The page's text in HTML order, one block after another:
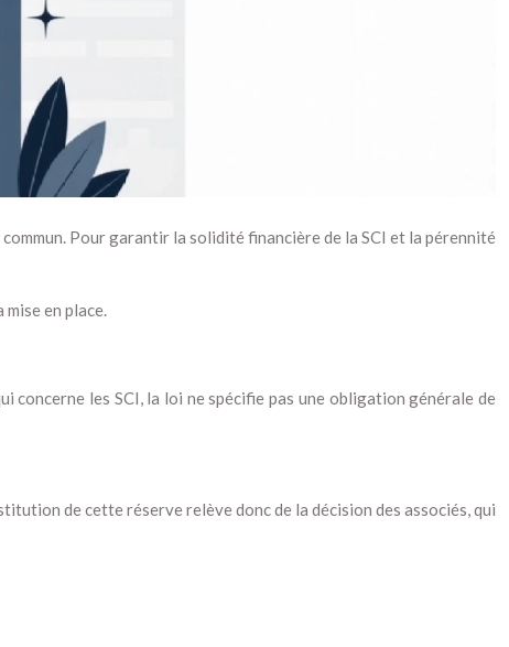
Pour garantir la solidité financière de la SCI et la pérennité
en place.
les SCI, la loi ne spécifie pas une obligation générale de
de cette réserve relève donc de la décision des associés, qui